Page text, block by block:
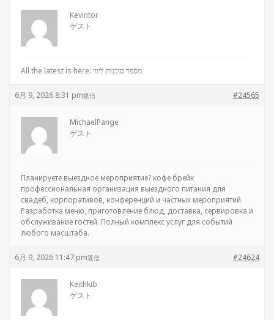
Kevintor
ゲスト
All the latest is here: מספר סוכנות ליווי
6月 9, 2026 8:31 pm #24565
返信
MichaelPange
ゲスト
Планируете выездное мероприятие? кофе брейк
профессиональная организация выездного питания для
свадеб, корпоративов, конференций и частных мероприятий.
Разработка меню, приготовление блюд, доставка, сервировка и
обслуживание гостей. Полный комплекс услуг для событий
любого масштаба.
6月 9, 2026 11:47 pm #24624
返信
Keithkib
ゲスト